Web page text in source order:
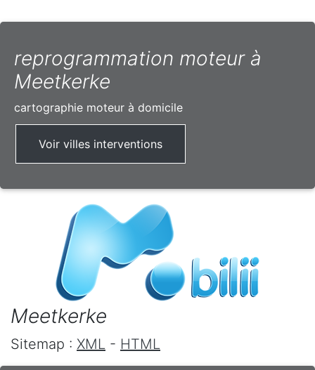
reprogrammation moteur à
Meetkerke
cartographie moteur à domicile
Voir villes interventions
Meetkerke
Sitemap : XML - HTML